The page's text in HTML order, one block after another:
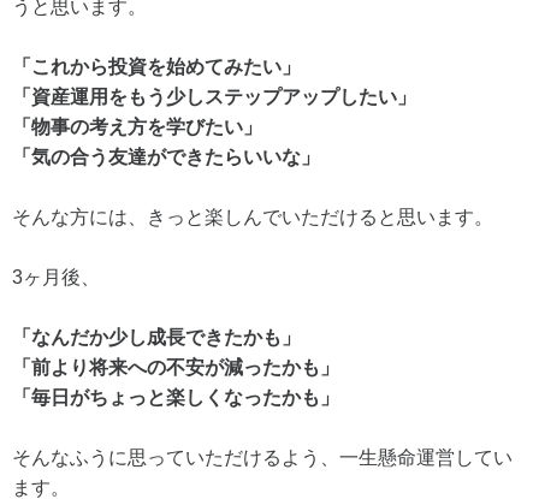
うと思います。
「これから投資を始めてみたい」
「資産運用をもう少しステップアップしたい」
「物事の考え方を学びたい」
「気の合う友達ができたらいいな」
そんな方には、きっと楽しんでいただけると思います。
3ヶ月後、
「なんだか少し成長できたかも」
「前より将来への不安が減ったかも」
「毎日がちょっと楽しくなったかも」
そんなふうに思っていただけるよう、一生懸命運営してい
ます。